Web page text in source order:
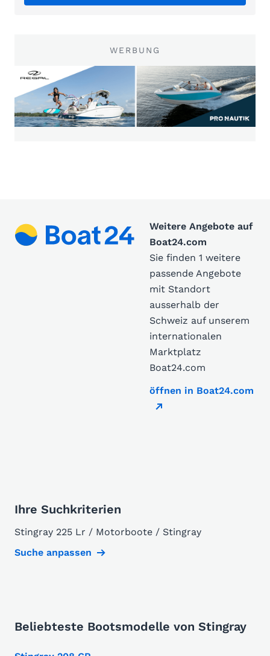
WERBUNG
Weitere Angebote auf
Boat24.com
Sie finden 1 weitere
passende Angebote
mit Standort
ausserhalb der
Schweiz auf unserem
internationalen
Marktplatz
Boat24.com
öffnen in Boat24.com
Ihre Suchkriterien
Stingray 225 Lr / Motorboote / Stingray
Suche anpassen
Beliebteste Bootsmodelle von Stingray